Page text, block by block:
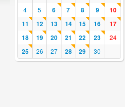
4
5 6 7 8 9
10
11
12 13 14 15 16
17
18
19 20 21 22 23 24
25 26 27 28 29 30